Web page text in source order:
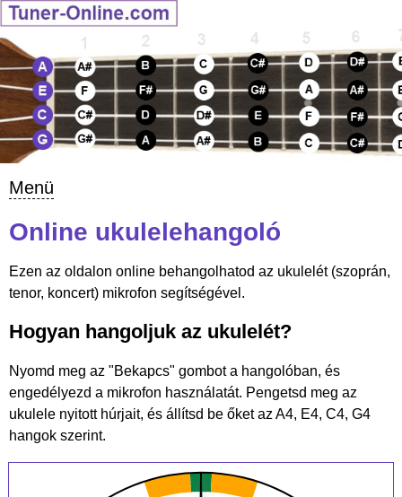
Menü
Online ukulelehangoló
Ezen az oldalon online behangolhatod az ukulelét (szoprán,
tenor, koncert) mikrofon segítségével.
Hogyan hangoljuk az ukulelét?
Nyomd meg az "Bekapcs" gombot a hangolóban, és
engedélyezd a mikrofon használatát. Pengetsd meg az
ukulele nyitott húrjait, és állítsd be őket az A4, E4, C4, G4
hangok szerint.